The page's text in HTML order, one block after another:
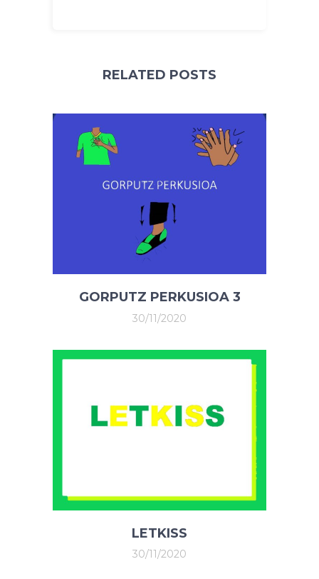
RELATED POSTS
GORPUTZ PERKUSIOA 3
30/11/2020
LETKISS
30/11/2020